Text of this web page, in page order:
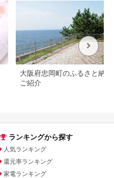
乾バスタオル おくる
大阪府忠岡町のふるさと納税
ご紹介
ランキングから探す
人気ランキング
還元率ランキング
家電ランキング